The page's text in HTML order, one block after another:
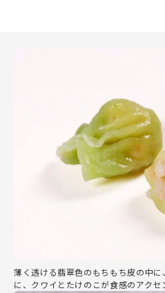
薄く透ける翡翠色のもちもち皮の中
に、クワイとたけのこが食感のアクセ